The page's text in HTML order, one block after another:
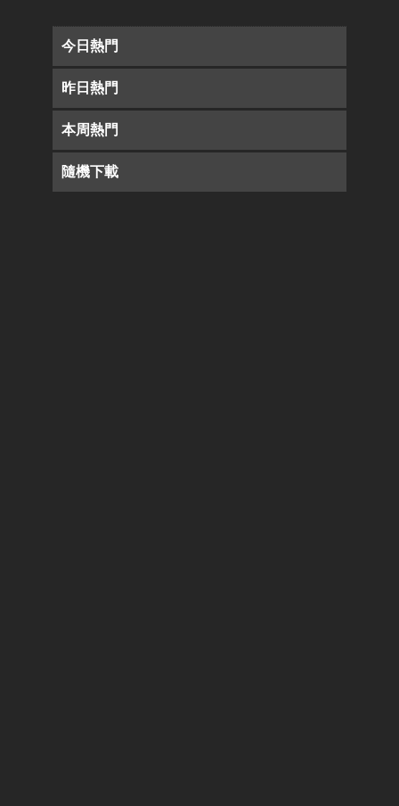
今日熱門
昨日熱門
本周熱門
隨機下載